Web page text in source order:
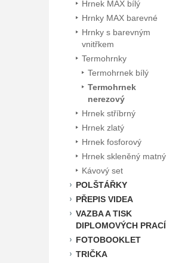
Hrnek MAX bílý
Hrnky MAX barevné
Hrnky s barevným
vnitřkem
Termohrnky
Termohrnek bílý
Termohrnek
nerezový
Hrnek stříbrný
Hrnek zlatý
Hrnek fosforový
Hrnek skleněný matný
Kávový set
POLŠTÁŘKY
PŘEPIS VIDEA
VAZBA A TISK
DIPLOMOVÝCH PRACÍ
FOTOBOOKLET
TRIČKA